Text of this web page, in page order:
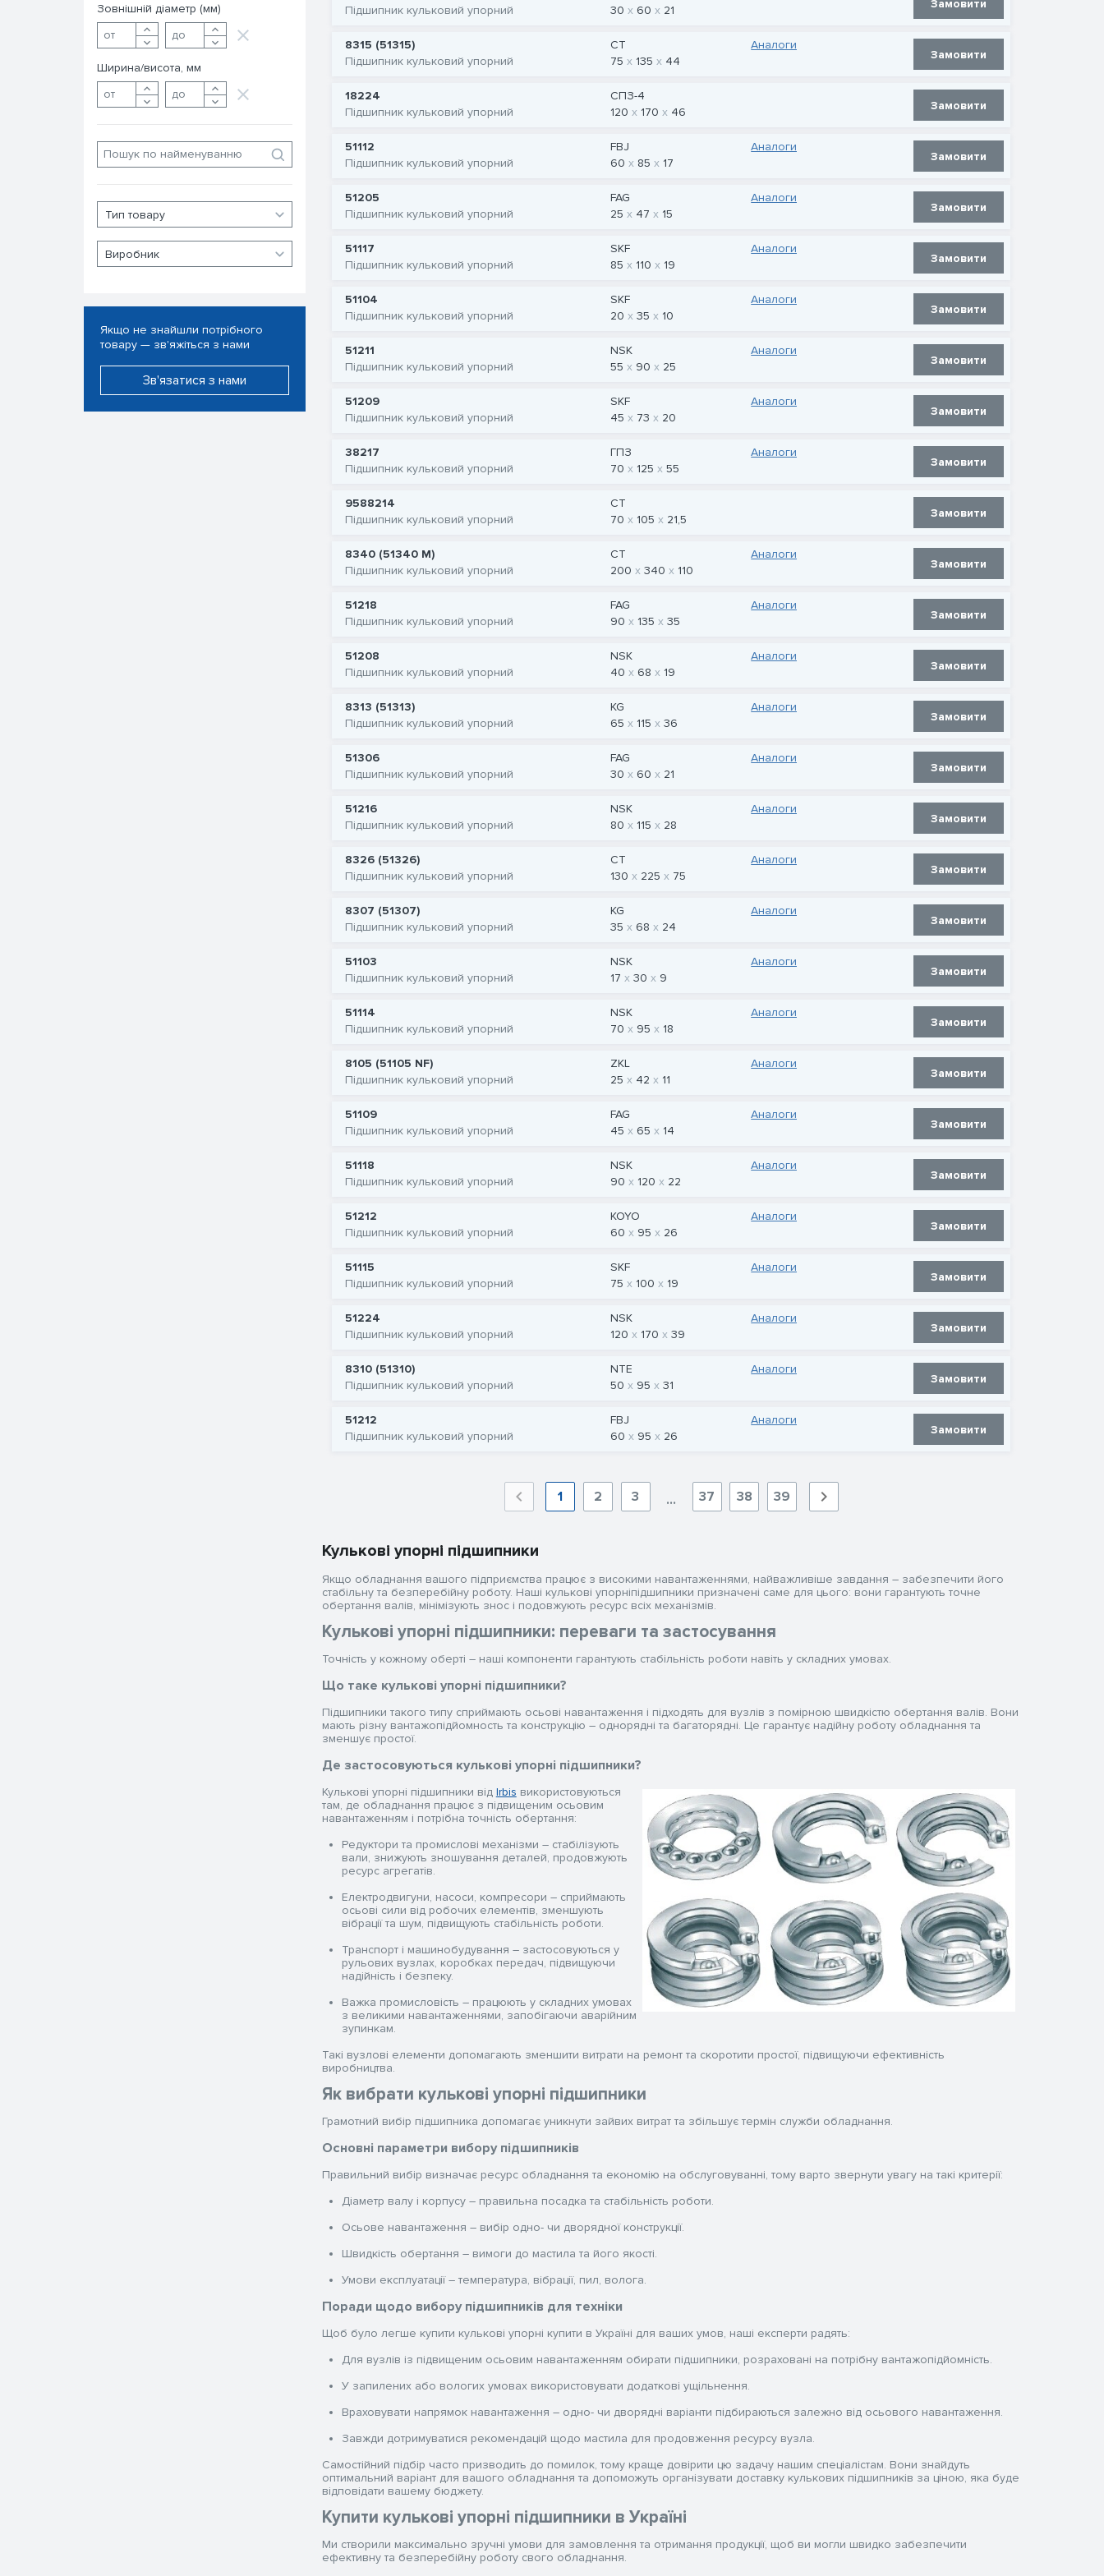
Зовнішній діаметр (мм)
Ширина/висота, мм
Якщо не знайшли потрібного
товару — зв'яжіться з нами
Зв'язатися з нами
Підшипник кульковий упорний
30
60 21 Замовити
8315 (51315)
Підшипник кульковий упорний
CT
75
135 44
Аналоги
Замовити
18224
Підшипник кульковий упорний
СПЗ-4
120
170 46 Замовити
51112
Підшипник кульковий упорний
FBJ
60
85 17
Аналоги
Замовити
51205
Підшипник кульковий упорний
FAG
25
47 15
Аналоги
Замовити
51117
Підшипник кульковий упорний
SKF
85
110 19
Аналоги
Замовити
51104
Підшипник кульковий упорний
SKF
20
35 10
Аналоги
Замовити
51211
Підшипник кульковий упорний
NSK
55
90 25
Аналоги
Замовити
51209
Підшипник кульковий упорний
SKF
45
73 20
Аналоги
Замовити
38217
Підшипник кульковий упорний
ГПЗ
70
125 55
Аналоги
Замовити
9588214
Підшипник кульковий упорний
CT
70
105 21,5 Замовити
8340 (51340 M)
Підшипник кульковий упорний
CT
200
340 110
Аналоги
Замовити
51218
Підшипник кульковий упорний
FAG
90
135 35
Аналоги
Замовити
51208
Підшипник кульковий упорний
NSK
40
68 19
Аналоги
Замовити
8313 (51313)
Підшипник кульковий упорний
KG
65
115 36
Аналоги
Замовити
51306
Підшипник кульковий упорний
FAG
30
60 21
Аналоги
Замовити
51216
Підшипник кульковий упорний
NSK
80
115 28
Аналоги
Замовити
8326 (51326)
Підшипник кульковий упорний
CT
130
225 75
Аналоги
Замовити
8307 (51307)
Підшипник кульковий упорний
KG
35
68 24
Аналоги
Замовити
51103
Підшипник кульковий упорний
NSK
17
30 9
Аналоги
Замовити
51114
Підшипник кульковий упорний
NSK
70
95 18
Аналоги
Замовити
8105 (51105 NF)
Підшипник кульковий упорний
ZKL
25
42 11
Аналоги
Замовити
51109
Підшипник кульковий упорний
FAG
45
65 14
Аналоги
Замовити
51118
Підшипник кульковий упорний
NSK
90
120 22
Аналоги
Замовити
51212
Підшипник кульковий упорний
KOYO
60
95 26
Аналоги
Замовити
51115
Підшипник кульковий упорний
SKF
75
100 19
Аналоги
Замовити
51224
Підшипник кульковий упорний
NSK
120
170 39
Аналоги
Замовити
8310 (51310)
Підшипник кульковий упорний
NTE
50
95 31
Аналоги
Замовити
51212
Підшипник кульковий упорний
FBJ
60
95 26
Аналоги
Замовити
1 2 3 ... 37 38 39
Кулькові упорні підшипники
Якщо обладнання вашого підприємства працює з високими навантаженнями, найважливіше завдання – забезпечити його
стабільну та безперебійну роботу. Наші кулькові упорніпідшипники призначені саме для цього: вони гарантують точне
обертання валів, мінімізують знос і подовжують ресурс всіх механізмів.
Кулькові упорні підшипники: переваги та застосування
Точність у кожному оберті – наші компоненти гарантують стабільність роботи навіть у складних умовах.
Що таке кулькові упорні підшипники?
Підшипники такого типу сприймають осьові навантаження і підходять для вузлів з помірною швидкістю обертання валів. Вони
мають різну вантажопідйомность та конструкцію – однорядні та багаторядні. Це гарантує надійну роботу обладнання та
зменшує простої.
Де застосовуються кулькові упорні підшипники?
Кулькові упорні підшипники від Irbis використовуються
там, де обладнання працює з підвищеним осьовим
навантаженням і потрібна точність обертання:
Редуктори та промислові механізми – стабілізують
вали, знижують зношування деталей, продовжують
ресурс агрегатів.
Електродвигуни, насоси, компресори – сприймають
осьові сили від робочих елементів, зменшують
вібрації та шум, підвищують стабільність роботи.
Транспорт і машинобудування – застосовуються у
рульових вузлах, коробках передач, підвищуючи
надійність і безпеку.
Важка промисловість – працюють у складних умовах
з великими навантаженнями, запобігаючи аварійним
зупинкам.
Такі вузлові елементи допомагають зменшити витрати на ремонт та скоротити простої, підвищуючи ефективність
виробництва.
Як вибрати кулькові упорні підшипники
Грамотний вибір підшипника допомагає уникнути зайвих витрат та збільшує термін служби обладнання.
Основні параметри вибору підшипників
Правильний вибір визначає ресурс обладнання та економію на обслуговуванні, тому варто звернути увагу на такі критерії:
Діаметр валу і корпусу – правильна посадка та стабільність роботи.
Осьове навантаження – вибір одно- чи дворядної конструкції.
Швидкість обертання – вимоги до мастила та його якості.
Умови експлуатації – температура, вібрації, пил, волога.
Поради щодо вибору підшипників для техніки
Щоб було легше купити кулькові упорні купити в Україні для ваших умов, наші експерти радять:
Для вузлів із підвищеним осьовим навантаженням обирати підшипники, розраховані на потрібну вантажопідйомність.
У запилених або вологих умовах використовувати додаткові ущільнення.
Враховувати напрямок навантаження – одно- чи дворядні варіанти підбираються залежно від осьового навантаження.
Завжди дотримуватися рекомендацій щодо мастила для продовження ресурсу вузла.
Самостійний підбір часто призводить до помилок, тому краще довірити цю задачу нашим спеціалістам. Вони знайдуть
оптимальний варіант для вашого обладнання та допоможуть організувати доставку кулькових підшипників за ціною, яка буде
відповідати вашему бюджету.
Купити кулькові упорні підшипники в Україні
Ми створили максимально зручні умови для замовлення та отримання продукції, щоб ви могли швидко забезпечити
ефективну та безперебійну роботу свого обладнання.